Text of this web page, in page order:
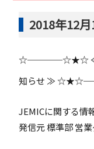
2018年12
☆────☆★☆ ≪
知らせ ≫
JEMICに関する情
発信元 標準部 営